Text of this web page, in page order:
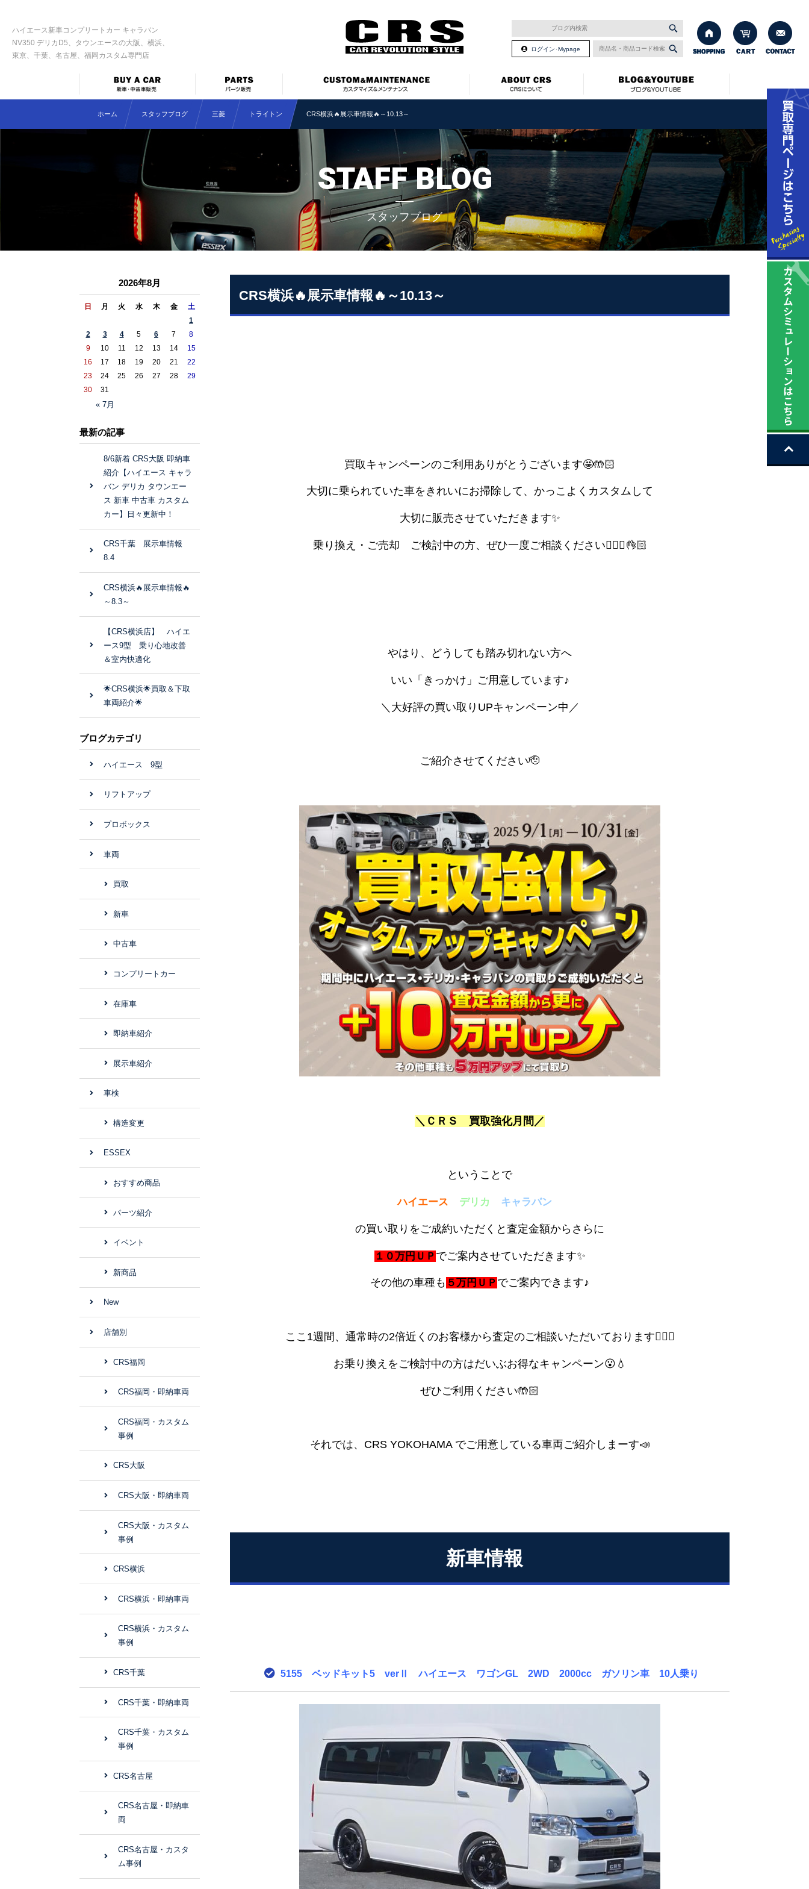
ハイエース新車コンプリートカー キャラバン
NV350 デリカD5、タウンエースの大阪、横浜、
東京、千葉、名古屋、福岡カスタム専門店
ログイン･Mypage
ホーム スタッフブログ 三菱 トライトン CRS横浜🔥展示車情報🔥～10.13～
STAFF BLOG
スタッフブログ
CRS横浜🔥展示車情報🔥～10.13～
買取キャンペーンのご利用ありがとうございます🤩🤲🏻
大切に乗られていた車をきれいにお掃除して、かっこよくカスタムして
大切に販売させていただきます✨
乗り換え・ご売却 ご検討中の方、ぜひ一度ご相談ください🙇🏻‍♀️👌🏻
やはり、どうしても踏み切れない方へ
いい「きっかけ」ご用意しています♪
＼大好評の買い取りUPキャンペーン中／
ご紹介させてください🫡
＼ ＣＲＳ 買取強化月間／
ということで
ハイエース デリカ キャラバン
の買い取りをご成約いただくと査定金額からさらに
１０万円ＵＰ でご案内させていただきます✨
その他の車種も ５万円ＵＰ でご案内できます♪
ここ1週間、通常時の2倍近くのお客様から査定のご相談いただいております🙇🏻‍♀️
お乗り換えをご検討中の方はだいぶお得なキャンペーン😮💧
ぜひご利用ください🤲🏻
それでは、CRS YOKOHAMA でご用意している車両ご紹介しまーす📣
新車情報
5155 ベッドキット5 verⅡ ハイエース ワゴンGL 2WD 2000cc ガソリン車 10人乗り
2026年8月
日 月 火 水 木 金 土
« 7月
1
2
3 4 5 6 7
8
9
10 11 12 13 14
15
16
17 18 19 20 21
22
23
24 25 26 27 28
29
30
31
最新の記事
8/6新着 CRS大阪 即納車
紹介【ハイエース キャラ
バン デリカ タウンエー
ス 新車 中古車 カスタム
カー】日々更新中！
CRS千葉 展示車情報
8.4
CRS横浜🔥展示車情報🔥
～8.3～
【CRS横浜店】 ハイエ
ース9型 乗り心地改善
＆室内快適化
🌟CRS横浜🌟買取＆下取
車両紹介🌟
ブログカテゴリ
ハイエース 9型
リフトアップ
プロボックス
車両
買取
新車
中古車
コンプリートカー
在庫車
即納車紹介
展示車紹介
車検
構造変更
ESSEX
おすすめ商品
パーツ紹介
イベント
新商品
New
店舗別
CRS福岡
CRS福岡・即納車両
CRS福岡・カスタム
事例
CRS大阪
CRS大阪・即納車両
CRS大阪・カスタム
事例
CRS横浜
CRS横浜・即納車両
CRS横浜・カスタム
事例
CRS千葉
CRS千葉・即納車両
CRS千葉・カスタム
事例
CRS名古屋
CRS名古屋・即納車
両
CRS名古屋・カスタ
ム事例